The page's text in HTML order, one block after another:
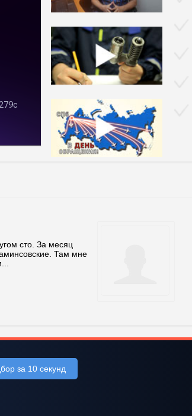
сто. За месяц
Там мне
за 10 секунд